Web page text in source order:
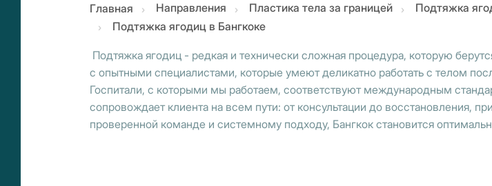
Главная Направления Пластика тела за границей Подтяжка
Подтяжка ягодиц в Бангкоке
Подтяжка ягодиц - редкая и технически сложная процедура, которую
с опытными специалистами, которые умеют деликатно работать с телом
Госпитали, с которыми мы работаем, соответствуют международным
сопровождает клиента на всем пути: от консультации до восстановления,
проверенной команде и системному подходу, Бангкок становится